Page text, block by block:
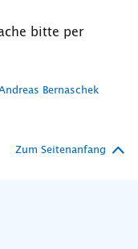
bitte per
Bernaschek
Zum Seitenanfang